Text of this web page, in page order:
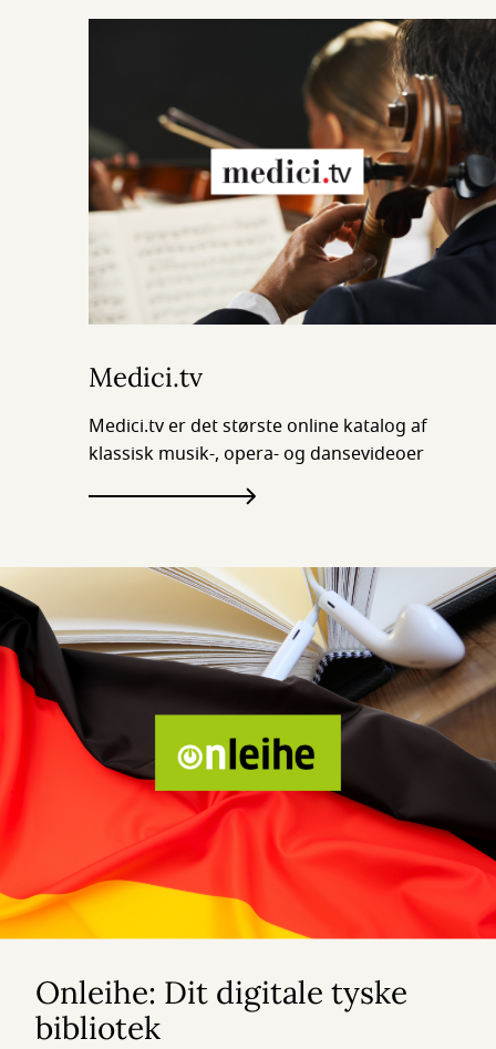
Medici.tv
Medici.tv er det største online katalog af
klassisk musik-, opera- og dansevideoer
Onleihe: Dit digitale tyske
bibliotek